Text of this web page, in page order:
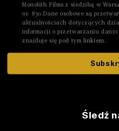
Monolith Films z siedzibą w
01- 830 Dane osobowe są
aktualnościach dotyczących
informacji o przetwarzaniu
znajduje się pod tym linkiem.
Śledź